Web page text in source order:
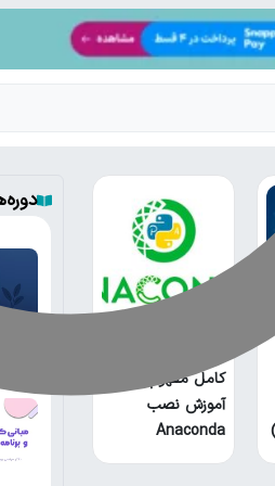
کامل مفهوم و
آموزش نصب
Anaconda